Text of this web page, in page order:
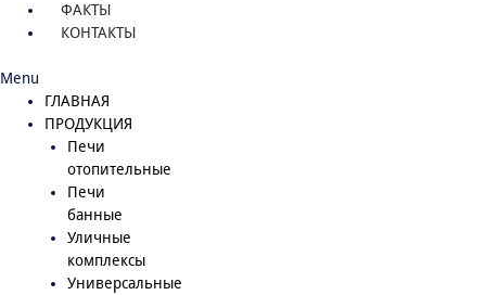
ФАКТЫ
КОНТАКТЫ
Menu
ГЛАВНАЯ
ПРОДУКЦИЯ
Печи
отопительные
Печи
банные
Уличные
комплексы
Универсальные